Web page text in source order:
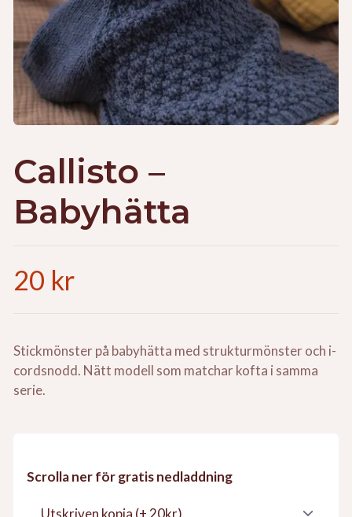
Callisto –
Babyhätta
20 kr
Stickmönster på babyhätta med strukturmönster och i-
cordsnodd. Nätt modell som matchar kofta i samma
serie.
Scrolla ner för gratis nedladdning